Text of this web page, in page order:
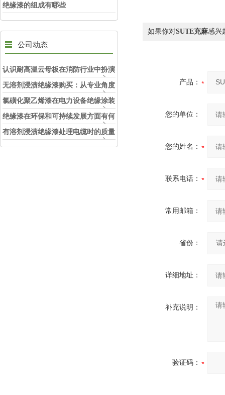
哪里
绝缘漆的组成有哪些
公司动态
认识耐高温云母板在消防行业中扮演
的角色
无溶剂浸渍绝缘漆购买：从专业角度
看如何选择
氯磺化聚乙烯漆在电力设备绝缘涂装
中的实际应用效果
绝缘漆在环保和可持续发展方面有何
考虑？
有溶剂浸渍绝缘漆处理电缆时的质量
和安全性考虑因素
如果你对SUTE充麻感兴
产品：
您的单位：
您的姓名：
联系电话：
常用邮箱：
省份：
详细地址：
补充说明：
验证码：